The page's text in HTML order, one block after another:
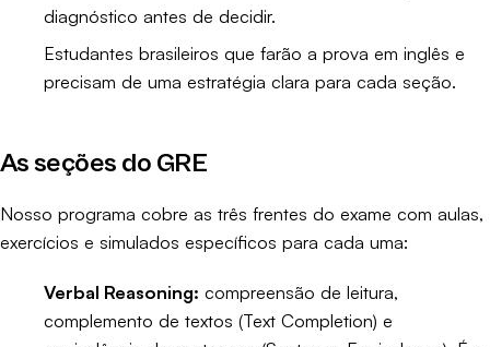
diagnóstico antes de decidir.
Estudantes brasileiros que farão a prova em inglês e
precisam de uma estratégia clara para cada seção.
As seções do GRE
Nosso programa cobre as três frentes do exame com aulas,
exercícios e simulados específicos para cada uma:
Verbal Reasoning: compreensão de leitura,
complemento de textos (Text Completion) e